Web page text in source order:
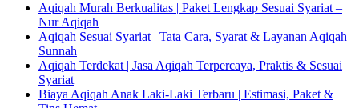
Aqiqah Murah Berkualitas | Paket Lengkap Sesuai Syariat –
Nur Aqiqah
Aqiqah Sesuai Syariat | Tata Cara, Syarat & Layanan Aqiqah
Sunnah
Aqiqah Terdekat | Jasa Aqiqah Terpercaya, Praktis & Sesuai
Syariat
Biaya Aqiqah Anak Laki-Laki Terbaru | Estimasi, Paket &